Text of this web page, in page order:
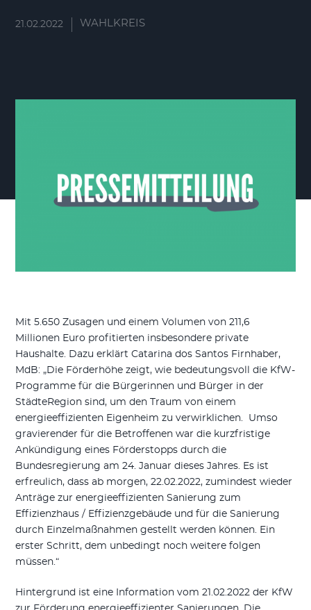
21.02.2022 WAHLKREIS
Mit 5.650 Zusagen und einem Volumen von 211,6
Millionen Euro profitierten insbesondere private
Haushalte. Dazu erklärt Catarina dos Santos Firnhaber,
MdB: „Die Förderhöhe zeigt, wie bedeutungsvoll die KfW-
Programme für die Bürgerinnen und Bürger in der
StädteRegion sind, um den Traum von einem
energieeffizienten Eigenheim zu verwirklichen. Umso
gravierender für die Betroffenen war die kurzfristige
Ankündigung eines Förderstopps durch die
Bundesregierung am 24. Januar dieses Jahres. Es ist
erfreulich, dass ab morgen, 22.02.2022, zumindest wieder
Anträge zur energieeffizienten Sanierung zum
Effizienzhaus / Effizienzgebäude und für die Sanierung
durch Einzelmaßnahmen gestellt werden können. Ein
erster Schritt, dem unbedingt noch weitere folgen
müssen.“
Hintergrund ist eine Information vom 21.02.2022 der KfW